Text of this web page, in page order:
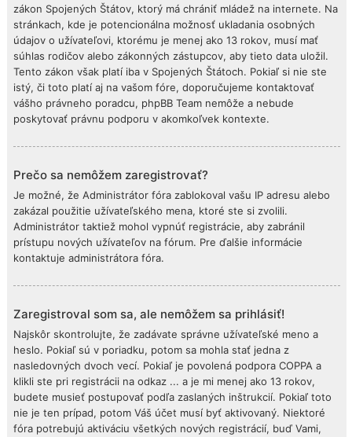
zákon Spojených Štátov, ktorý má chrániť mládež na internete. Na
stránkach, kde je potencionálna možnosť ukladania osobných
údajov o užívateľovi, ktorému je menej ako 13 rokov, musí mať
súhlas rodičov alebo zákonných zástupcov, aby tieto data uložil.
Tento zákon však platí iba v Spojených Štátoch. Pokiaľ si nie ste
istý, či toto platí aj na vašom fóre, doporučujeme kontaktovať
vášho právneho poradcu, phpBB Team nemôže a nebude
poskytovať právnu podporu v akomkoľvek kontexte.
Prečo sa nemôžem zaregistrovať?
Je možné, že Administrátor fóra zablokoval vašu IP adresu alebo
zakázal použitie užívateľského mena, ktoré ste si zvolili.
Administrátor taktiež mohol vypnúť registrácie, aby zabránil
prístupu nových užívateľov na fórum. Pre ďalšie informácie
kontaktuje administrátora fóra.
Zaregistroval som sa, ale nemôžem sa prihlásiť!
Najskôr skontrolujte, že zadávate správne užívateľské meno a
heslo. Pokiaľ sú v poriadku, potom sa mohla stať jedna z
nasledovných dvoch vecí. Pokiaľ je povolená podpora COPPA a
klikli ste pri registrácii na odkaz ... a je mi menej ako 13 rokov,
budete musieť postupovať podľa zaslaných inštrukcií. Pokiaľ toto
nie je ten prípad, potom Váš účet musí byť aktivovaný. Niektoré
fóra potrebujú aktiváciu všetkých nových registrácií, buď Vami,